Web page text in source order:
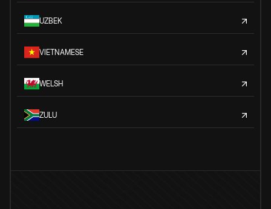
UZBEK
VIETNAMESE
WELSH
ZULU